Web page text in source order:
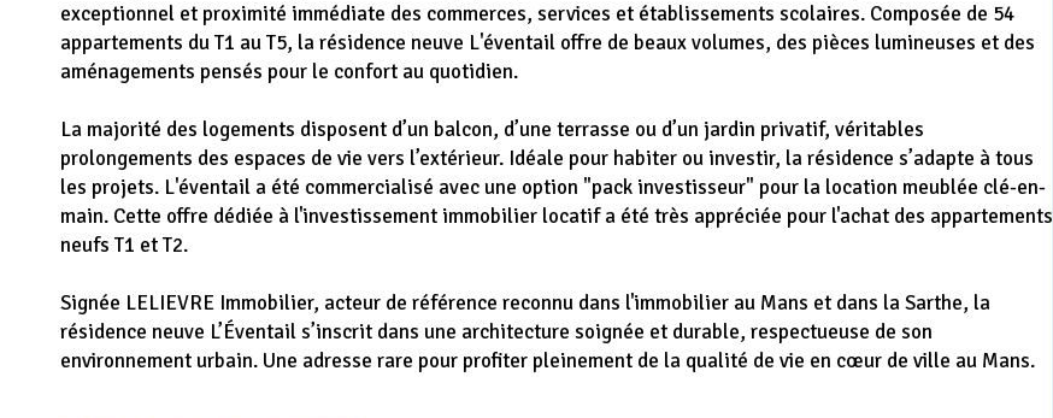
exceptionnel et proximité immédiate des commerces, services et établissements scolaires. Composée de 54
appartements du T1 au T5, la résidence neuve L'éventail offre de beaux volumes, des pièces lumineuses et des
aménagements pensés pour le confort au quotidien.
La majorité des logements disposent d’un balcon, d’une terrasse ou d’un jardin privatif, véritables
prolongements des espaces de vie vers l’extérieur. Idéale pour habiter ou investir, la résidence s’adapte à tous
les projets. L'éventail a été commercialisé avec une option "pack investisseur" pour la location meublée clé-en-
main. Cette offre dédiée à l'investissement immobilier locatif a été très appréciée pour l'achat des appartements
neufs T1 et T2.
Signée LELIEVRE Immobilier, acteur de référence reconnu dans l'immobilier au Mans et dans la Sarthe, la
résidence neuve L’Éventail s’inscrit dans une architecture soignée et durable, respectueuse de son
environnement urbain. Une adresse rare pour profiter pleinement de la qualité de vie en cœur de ville au Mans.